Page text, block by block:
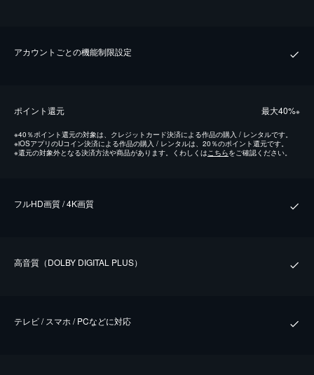
アカウントごとの機能制限設定
ポイント還元 最⼤40%※
※40％ポイント還元の対象は、クレジットカード決済による作品の購入 / レンタルです。
※iOSアプリのUコイン決済による作品の購入 / レンタルは、20％のポイント還元です。
※還元の対象外となる決済方法や商品があります。くわしくはこちらをご確認ください。
フルHD画質 / 4K画質
⾼⾳質（DOLBY DIGITAL PLUS）
テレビ / スマホ / PCなどに対応